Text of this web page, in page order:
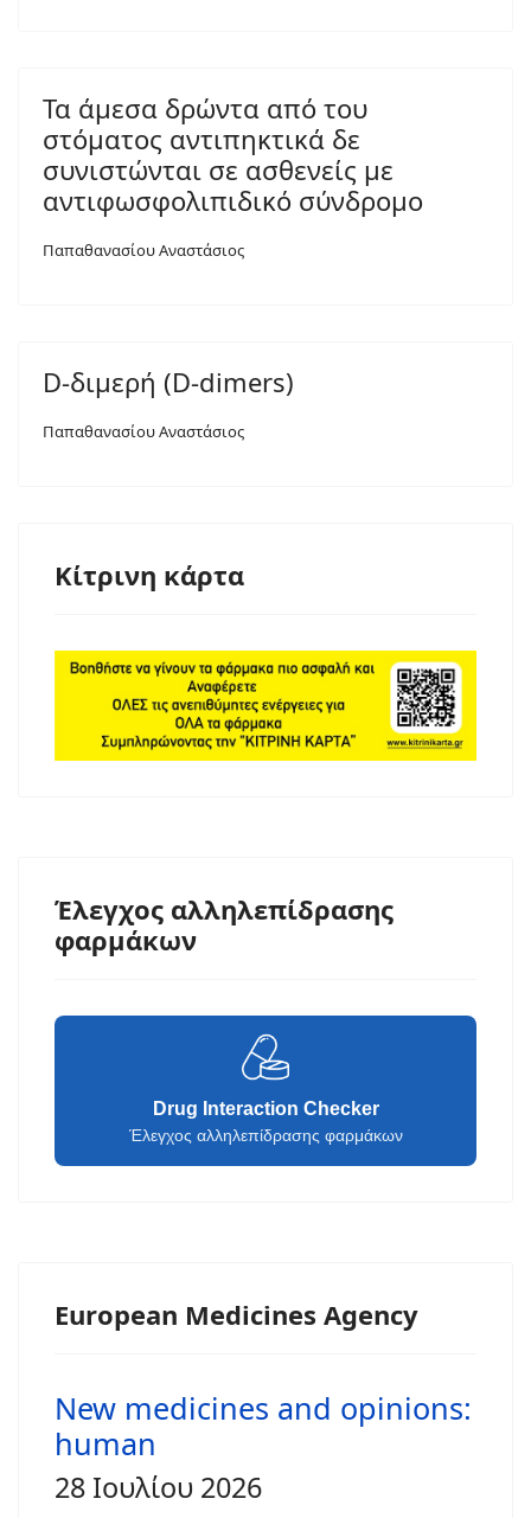
Τα άμεσα δρώντα από του
στόματος αντιπηκτικά δε
συνιστώνται σε ασθενείς με
αντιφωσφολιπιδικό σύνδρομο
Παπαθανασίου Αναστάσιος
D-διμερή (D-dimers)
Παπαθανασίου Αναστάσιος
Κίτρινη κάρτα
Έλεγχος αλληλεπίδρασης
φαρμάκων
Drug Interaction Checker
Έλεγχος αλληλεπίδρασης φαρμάκων
European Medicines Agency
New medicines and opinions:
human
28 Ιουλίου 2026